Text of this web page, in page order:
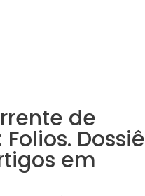
de
Dossiê
em